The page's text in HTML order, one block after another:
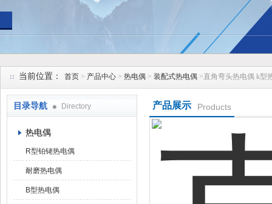
安徽久跃仪表有限公司
当前位置： 首页 > 产品中心 > 热电偶 > 装配式热电偶 >直角弯头热电偶 k型
目录导航 Directory
热电偶
R型铂铑热电偶
耐磨热电偶
B型热电偶
产品展示 Products